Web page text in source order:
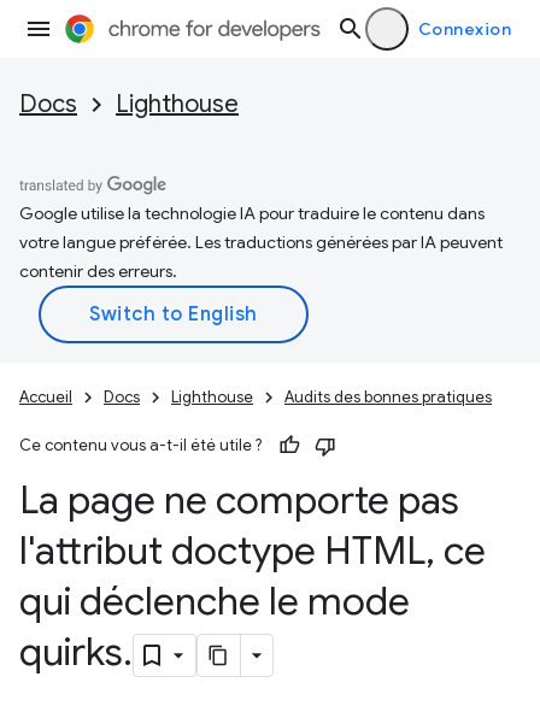
Connexion
Docs Lighthouse
Google utilise la technologie IA pour traduire le contenu dans
votre langue préférée. Les traductions générées par IA peuvent
contenir des erreurs.
Accueil Docs Lighthouse Audits des bonnes pratiques
Ce contenu vous a-t-il été utile ?
La page ne comporte pas
l'attribut doctype HTML, ce
qui déclenche le mode
quirks.